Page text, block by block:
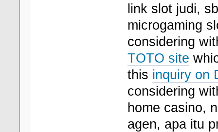
link slot judi,
microgaming
considering
TOTO site
this inquiry on
considering
home casino,
agen, apa itu